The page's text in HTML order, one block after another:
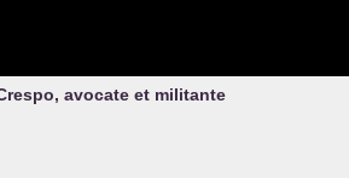
avocate et militante